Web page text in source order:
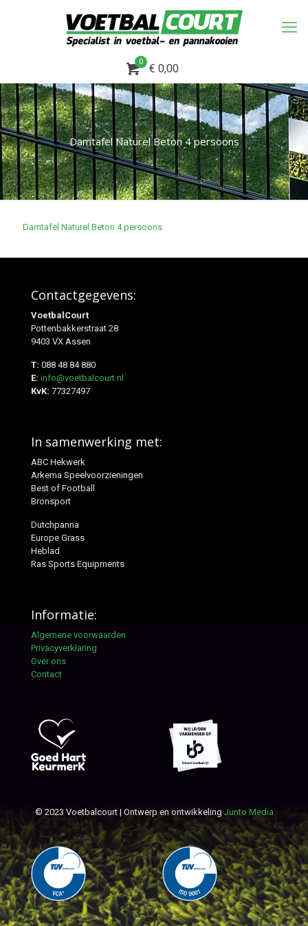
0
€ 0,00
Damtafel Naturel Beton 4 persoons
Damtafel Naturel Beton 4 persoons
Contactgegevens:
VoetbalCourt
Pottenbakkerstraat 28
9403 VX Assen
T: 088 48 84 880
E: info@voetbalcourt.nl
KvK: 77327497
In samenwerking met:
ABC Hekwerk
Arkema Speelvoorzieningen
Best of Football
Bronsport
Dutchpanna
Europe Grass
Heblad
Ras Sports Equipments
Informatie:
Algemene voorwaarden
Privacyverklaring
Over ons
Contact
© 2023 Voetbalcourt | Ontwerp en ontwikkeling Junto Media